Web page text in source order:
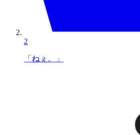
2
「ねぇ。」